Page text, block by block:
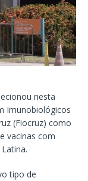
nesta
Imunobiológicos
(Fiocruz) como
vacinas com
tipo de